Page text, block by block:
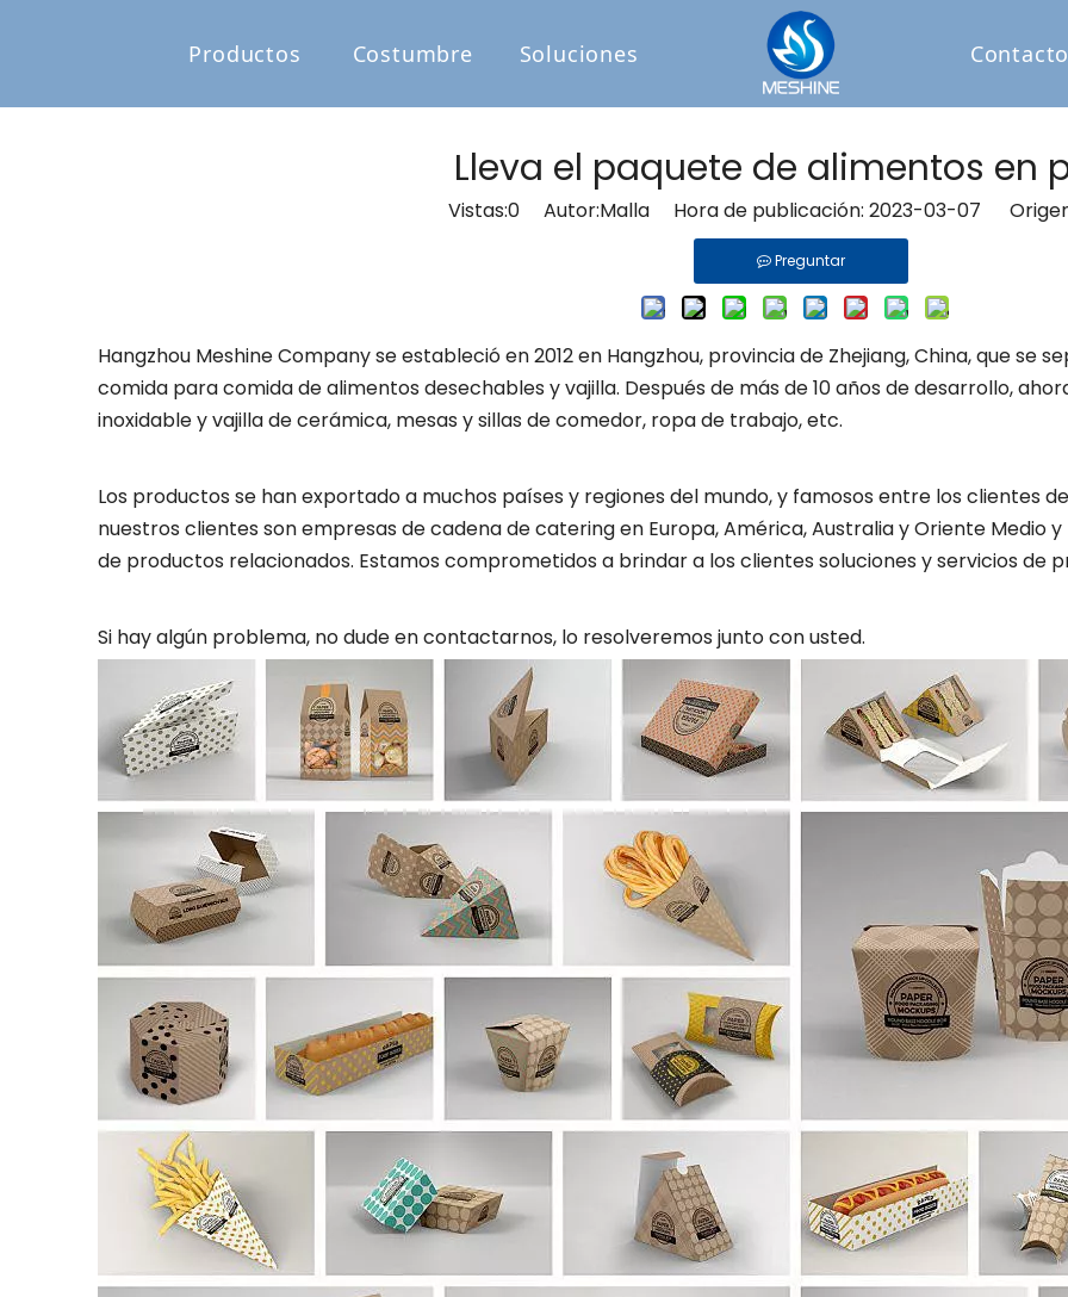
Productos Costumbre Soluciones
Lleva el paquete de alimentos en
Vistas:0 Autor:Malla Hora de publicación: 2023-03-07
Preguntar
Hangzhou Meshine Company se estableció en 2012 en Hangzhou, provincia de Zhejiang, China, que se
comida para comida de alimentos desechables y vajilla. Después de más de 10 años de desarrollo,
inoxidable y vajilla de cerámica, mesas y sillas de comedor, ropa de trabajo, etc.
Los productos se han exportado a muchos países y regiones del mundo, y famosos entre los clientes
nuestros clientes son empresas de cadena de catering en Europa, América, Australia y Oriente Medio
de productos relacionados. Estamos comprometidos a brindar a los clientes soluciones y servicios de
Si hay algún problema, no dude en contactarnos, lo resolveremos junto con usted.